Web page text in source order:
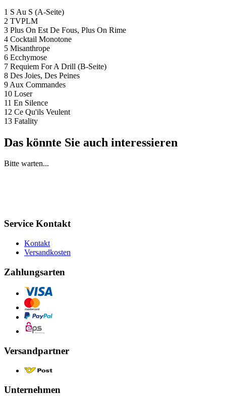
1 S Au S (A-Seite)
2 TVPLM
3 Plus On Est De Fous, Plus On Rime
4 Cocktail Monotone
5 Misanthrope
6 Ecchymose
7 Requiem For A Drill (B-Seite)
8 Des Joies, Des Peines
9 Aux Commandes
10 Loser
11 En Silence
12 Ce Qu'ils Veulent
13 Fatality
Das könnte Sie auch interessieren
Bitte warten...
Service Kontakt
Kontakt
Versandkosten
Zahlungsarten
Versandpartner
Unternehmen